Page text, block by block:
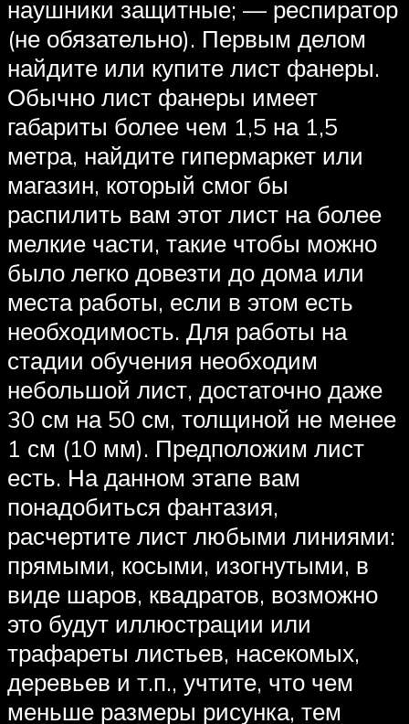
наушники защитные; — респиратор
(не обязательно). Первым делом
найдите или купите лист фанеры.
Обычно лист фанеры имеет
габариты более чем 1,5 на 1,5
метра, найдите гипермаркет или
магазин, который смог бы
распилить вам этот лист на более
мелкие части, такие чтобы можно
было легко довезти до дома или
места работы, если в этом есть
необходимость. Для работы на
стадии обучения необходим
небольшой лист, достаточно даже
30 см на 50 см, толщиной не менее
1 см (10 мм). Предположим лист
есть. На данном этапе вам
понадобиться фантазия,
расчертите лист любыми линиями:
прямыми, косыми, изогнутыми, в
виде шаров, квадратов, возможно
это будут иллюстрации или
трафареты листьев, насекомых,
деревьев и т.п., учтите, что чем
меньше размеры рисунка, тем